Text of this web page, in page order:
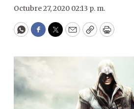
Octubre 27, 2020 02:13 p. m.
WhatsApp
Facebook
Twitter
EmailCopyPrint